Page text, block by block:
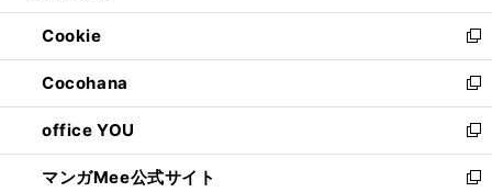
開
く
ウ
で
開
く
ン
ド
ウ
で
開
く
ウ
ィ
ン
ド
ウ
で
開
く
Cookie
新
し
い
ウ
ィ
ン
ド
Cocohana
新
し
い
ウ
ィ
office YOU
新
し
い
マンガMee公式サイト
新